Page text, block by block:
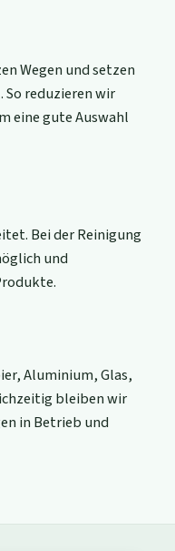
Wegen und setzen
reduzieren wir
eine gute Auswahl
Bei der Reinigung
und
Aluminium, Glas,
bleiben wir
in Betrieb und